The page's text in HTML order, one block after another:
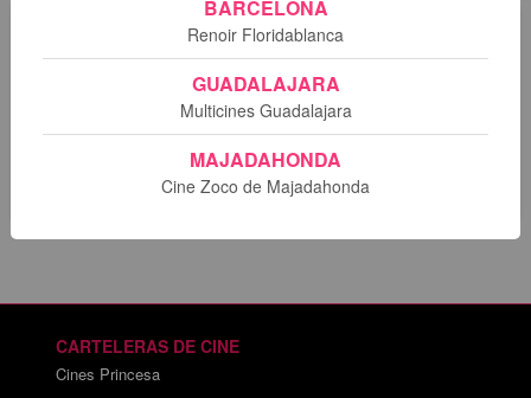
Lo sentimos. No hay sesiones programadas para esta
CARTELERAS DE CINE
Cines Princesa
BARCELONA
Renoir Floridablanca
GUADALAJARA
Multicines Guadalajara
MAJADAHONDA
Cine Zoco de Majadahonda